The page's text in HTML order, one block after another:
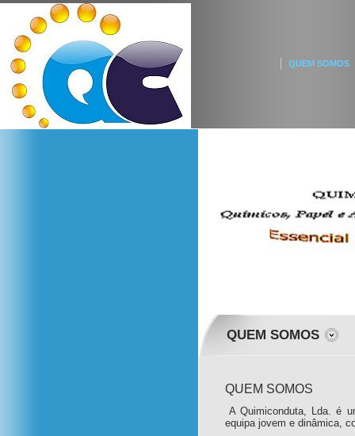
QUEM SOMOS
QUEM SOMOS
QUEM SOMOS
A Quimiconduta, Lda. é
equipa jovem e dinâmica,